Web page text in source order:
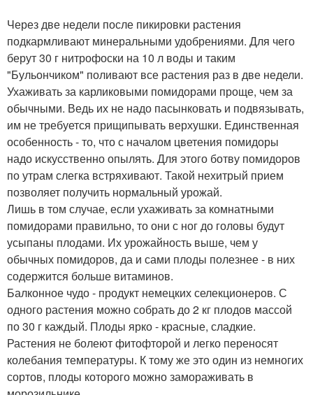
Через две недели после пикировки растения
подкармливают минеральными удобрениями. Для чего
берут 30 г нитрофоски на 10 л воды и таким
"Бульончиком" поливают все растения раз в две недели.
Ухаживать за карликовыми помидорами проще, чем за
обычными. Ведь их не надо пасынковать и подвязывать,
им не требуется прищипывать верхушки. Единственная
особенность - то, что с началом цветения помидоры
надо искусственно опылять. Для этого ботву помидоров
по утрам слегка встряхивают. Такой нехитрый прием
позволяет получить нормальный урожай.
Лишь в том случае, если ухаживать за комнатными
помидорами правильно, то они с ног до головы будут
усыпаны плодами. Их урожайность выше, чем у
обычных помидоров, да и сами плоды полезнее - в них
содержится больше витаминов.
Балконное чудо - продукт немецких селекционеров. С
одного растения можно собрать до 2 кг плодов массой
по 30 г каждый. Плоды ярко - красные, сладкие.
Растения не болеют фитофторой и легко переносят
колебания температуры. К тому же это один из немногих
сортов, плоды которого можно замораживать в